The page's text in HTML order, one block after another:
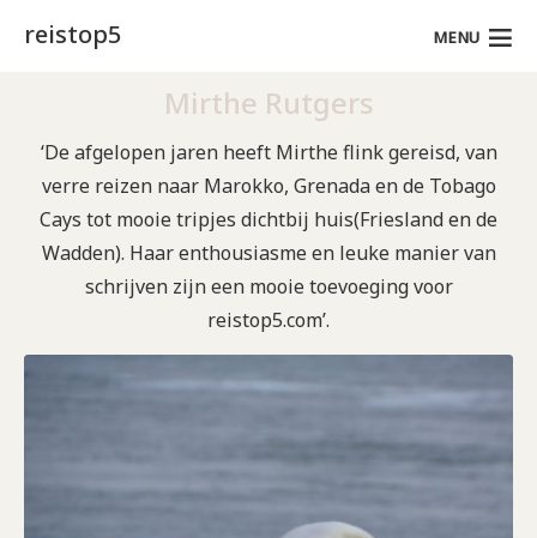
reistop5 MENU
Mirthe Rutgers
‘De afgelopen jaren heeft Mirthe flink gereisd, van
verre reizen naar Marokko, Grenada en de Tobago
Cays tot mooie tripjes dichtbij huis(Friesland en de
Wadden). Haar enthousiasme en leuke manier van
schrijven zijn een mooie toevoeging voor
reistop5.com’.